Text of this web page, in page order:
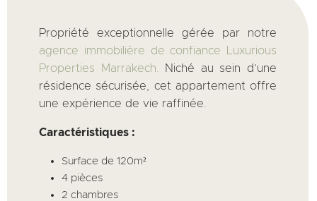
Propriété exceptionnelle gérée par notre
agence immobilière de confiance Luxurious
Properties Marrakech.
Niché au sein d’une
résidence sécurisée, cet appartement offre
une expérience de vie raffinée.
Caractéristiques :
Surface de 120m²
4 pièces
2 chambres